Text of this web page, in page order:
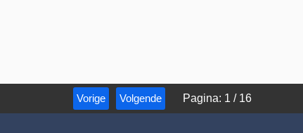
Vorige Volgende Pagina: 1 / 16